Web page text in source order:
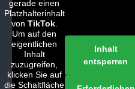
gerade einen
Platzhalterinhalt
von TikTok.
Um auf den
eigentlichen
Inhalt
zuzugreifen,
klicken Sie auf
die Schaltfläche
Inhalt
entsperren